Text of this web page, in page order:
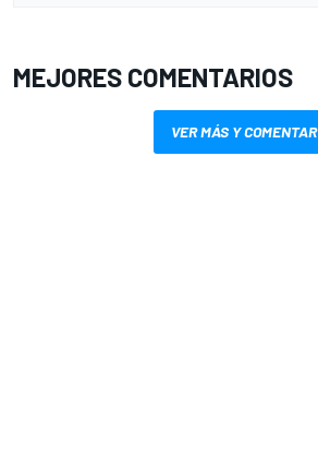
MEJORES COMENTARIOS
VER MÁS Y COMENTAR